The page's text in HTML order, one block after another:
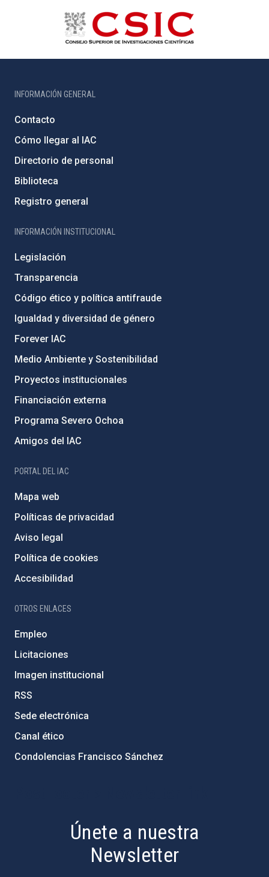
INFORMACIÓN GENERAL
Contacto
Cómo llegar al IAC
Directorio de personal
Biblioteca
Registro general
INFORMACIÓN INSTITUCIONAL
Legislación
Transparencia
Código ético y política antifraude
Igualdad y diversidad de género
Forever IAC
Medio Ambiente y Sostenibilidad
Proyectos institucionales
Financiación externa
Programa Severo Ochoa
Amigos del IAC
PORTAL DEL IAC
Mapa web
Políticas de privacidad
Aviso legal
Política de cookies
Accesibilidad
OTROS ENLACES
Empleo
Licitaciones
Imagen institucional
RSS
Sede electrónica
Canal ético
Condolencias Francisco Sánchez
Únete a nuestra
Newsletter